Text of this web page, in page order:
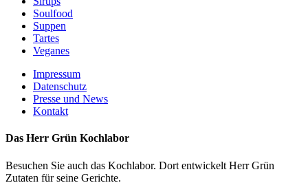
Soulfood
Suppen
Tartes
Veganes
Impressum
Datenschutz
Presse und News
Kontakt
Das Herr Grün Kochlabor
Besuchen Sie auch das Kochlabor. Dort entwickelt Herr Grün
Zutaten für seine Gerichte.